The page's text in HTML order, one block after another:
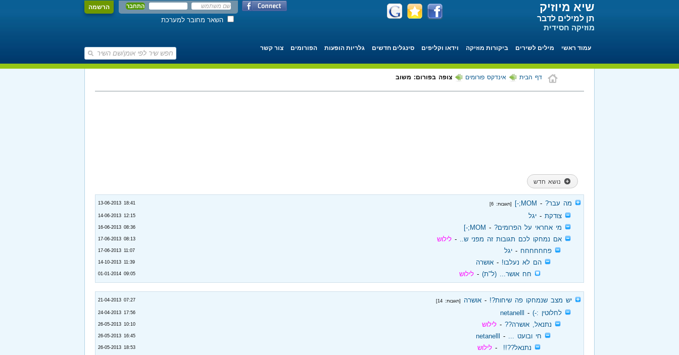
הרשמה
השאר מחובר למערכת
שיא מיוזיק
תן למילים לדבר
מוזיקה חסידית
עמוד ראשי מילים לשירים ביקורות מוזיקה וידאו וקליפים סינגלים חדשים גלריות הופעות הפורומים צור קשר
דף הבית אינדקס פורומים צופה בפורום: משוב
נושא חדש
מה עבר? ‏ - ‏
MOM;-] [תגובות: 6] 13-06-2013 18:41
צודקת ‏ - ‏ יגל 14-06-2013 12:15
מי אחראי על הפרומים? ‏ - ‏
MOM;-]
16-06-2013 08:36
אם נמחקו לכם תגובות זה מפני ש.. ‏ - ‏ לילוש 17-06-2013 08:13
פחחחחחח ‏ - ‏ יגל 17-06-2013 11:07
הם לא נעלבו! ‏ - ‏ אושרה 14-10-2013 11:39
חח אושר... (ל"ת) ‏ - ‏ לילוש 01-01-2014 09:05
יש מצב שנמחקו פה שיחות?! ‏ - ‏ אושרה [תגובות: 14] 21-04-2013 07:27
לחלוטין :-) ‏ - ‏
netanelll
24-04-2013 17:56
נתנאל, אושרה?? ‏ - ‏ לילוש 26-05-2013 10:10
חי ובועט ... ‏ - ‏
netanelll
26-05-2013 16:45
נתנאל??!! ‏ - ‏ לילוש 26-05-2013 18:53